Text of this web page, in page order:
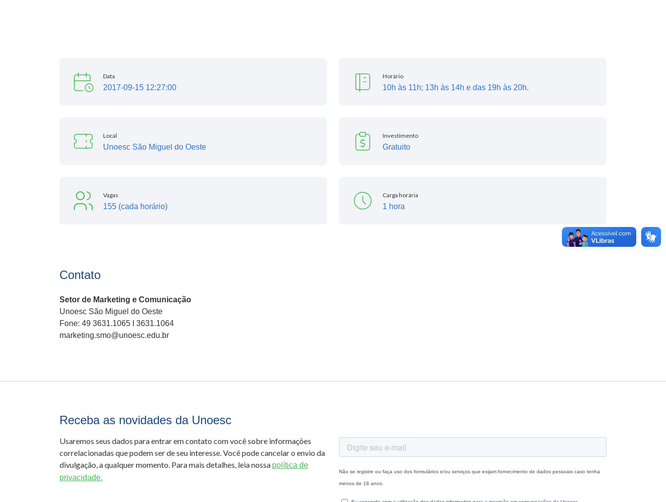
Data
2017-09-15 12:27:00
Horário
10h às 11h; 13h às 14h e das 19h às 20h.
Local
Unoesc São Miguel do Oeste
Investimento
Gratuito
Vagas
155 (cada horário)
Carga horária
1 hora
Contato
Setor de Marketing e Comunicação
Unoesc São Miguel do Oeste
Fone: 49 3631.1065 I 3631.1064
marketing.smo@unoesc.edu.br
Receba as novidades da Unoesc
Usaremos seus dados para entrar em contato com você sobre informações
correlacionadas que podem ser de seu interesse. Você pode cancelar o envio da
divulgação, a qualquer momento. Para mais detalhes, leia nossa política de
privacidade.